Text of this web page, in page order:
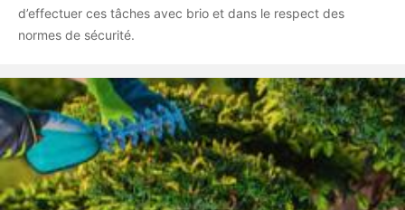
d’effectuer ces tâches avec brio et dans le respect des
normes de sécurité.